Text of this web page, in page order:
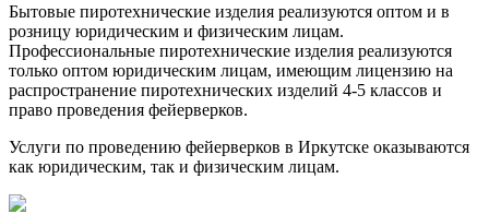
Бытовые пиротехнические изделия реализуются оптом и в
розницу юридическим и физическим лицам.
Профессиональные пиротехнические изделия реализуются
только оптом юридическим лицам, имеющим лицензию на
распространение пиротехнических изделий 4-5 классов и
право проведения фейерверков.
Услуги по проведению фейерверков в Иркутске оказываются
как юридическим, так и физическим лицам.